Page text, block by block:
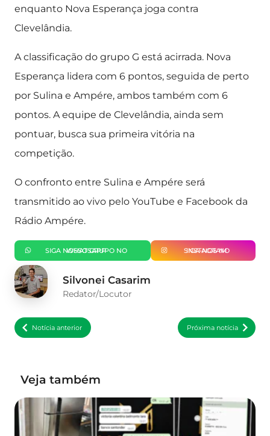
enquanto Nova Esperança joga contra
Clevelândia.
A classificação do grupo G está acirrada. Nova
Esperança lidera com 6 pontos, seguida de perto
por Sulina e Ampére, ambos também com 6
pontos. A equipe de Clevelândia, ainda sem
pontuar, busca sua primeira vitória na
competição.
O confronto entre Sulina e Ampére será
transmitido ao vivo pelo YouTube e Facebook da
Rádio Ampére.
SIGA NOSSO GRUPO NO WHATSAPP SIGA-NOS NO INSTAGRAM
Silvonei Casarim
Redator/Locutor
Notícia anterior Próxima notícia
Veja também